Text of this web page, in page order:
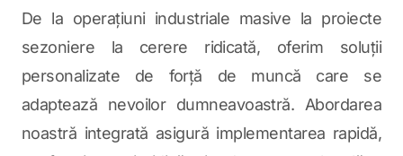
De la operațiuni industriale masive la proiecte
sezoniere la cerere ridicată, oferim soluții
personalizate de forță de muncă care se
adaptează nevoilor dumneavoastră. Abordarea
noastră integrată asigură implementarea rapidă,